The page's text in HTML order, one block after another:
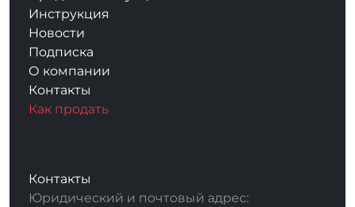
Инструкция
Новости
Подписка
О компании
Контакты
Как продать
Контакты
Юридический и почтовый адрес: